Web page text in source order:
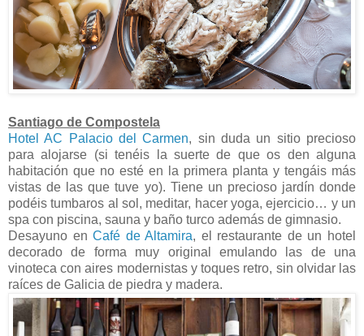
Santiago de Compostela
Hotel AC Palacio del Carmen, sin duda un sitio precioso
para alojarse (si tenéis la suerte de que os den alguna
habitación que no esté en la primera planta y tengáis más
vistas de las que tuve yo). Tiene un precioso jardín donde
podéis tumbaros al sol, meditar, hacer yoga, ejercicio… y un
spa con piscina, sauna y baño turco además de gimnasio.
Desayuno enCafé de Altamira, el restaurante de un hotel
decorado de forma muy original emulando las de una
vinoteca con aires modernistas y toques retro, sin olvidar las
raíces de Galicia de piedra y madera.